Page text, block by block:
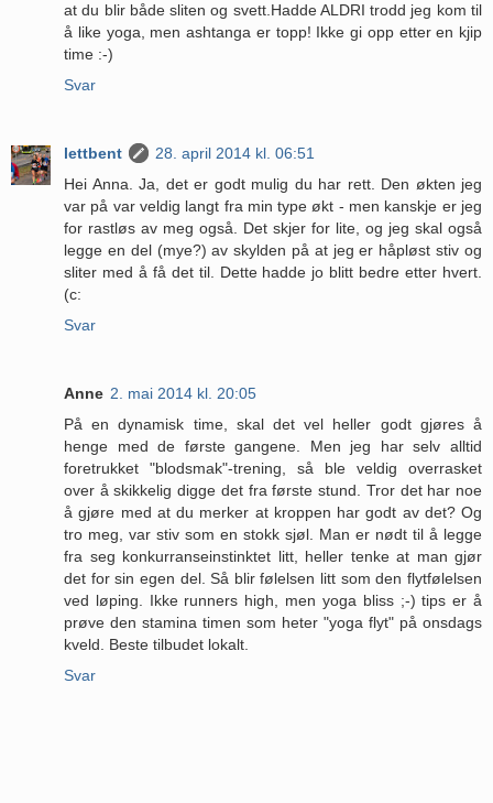
at du blir både sliten og svett.Hadde ALDRI trodd jeg kom til
å like yoga, men ashtanga er topp! Ikke gi opp etter en kjip
time :-)
Svar
lettbent
28. april 2014 kl. 06:51
Hei Anna. Ja, det er godt mulig du har rett. Den økten jeg
var på var veldig langt fra min type økt - men kanskje er jeg
for rastløs av meg også. Det skjer for lite, og jeg skal også
legge en del (mye?) av skylden på at jeg er håpløst stiv og
sliter med å få det til. Dette hadde jo blitt bedre etter hvert.
(c:
Svar
Anne 2. mai 2014 kl. 20:05
På en dynamisk time, skal det vel heller godt gjøres å
henge med de første gangene. Men jeg har selv alltid
foretrukket "blodsmak"-trening, så ble veldig overrasket
over å skikkelig digge det fra første stund. Tror det har noe
å gjøre med at du merker at kroppen har godt av det? Og
tro meg, var stiv som en stokk sjøl. Man er nødt til å legge
fra seg konkurranseinstinktet litt, heller tenke at man gjør
det for sin egen del. Så blir følelsen litt som den flytfølelsen
ved løping. Ikke runners high, men yoga bliss ;-) tips er å
prøve den stamina timen som heter "yoga flyt" på onsdags
kveld. Beste tilbudet lokalt.
Svar